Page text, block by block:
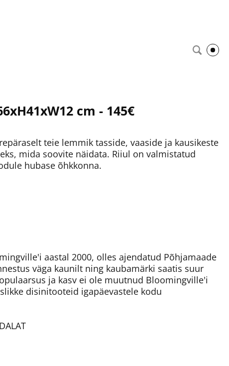
cm - 145€
teie lemmik tasside, vaaside ja kausikeste
mida soovite näidata. Riiul on valmistatud
hubase õhkkonna.
aastal 2000, olles ajendatud Põhjamaade
väga kaunilt ning kaubamärki saatis suur
ja kasv ei ole muutnud Bloomingville'i
disinitooteid igapäevastele kodu